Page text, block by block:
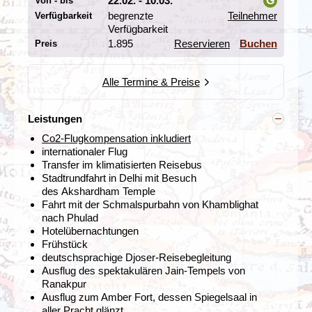
Tag 3 Delhi - Mandawa
Die nächste Station unserer Rajasthan Rundreisen ist
die kleine Wüstenstadt,Mandawain der Region
Shekavati im Bundesstaat Rajasthan. Das "Land der
Könige" wird oft auch als das Bilderbuch Indiens
bezeichnet, ein Land wie aus 'tausend und einer Nacht',
i
Verfügbarkeit
begrenzte
Verfügbarkeit
Teilnehmer
Preis 1.895 Reservieren Buchen
Alle Termine & Preise
Leistungen
Co2-Flugkompensation inkludiert
internationaler Flug
Transfer im klimatisierten Reisebus
Stadtrundfahrt in Delhi mit Besuch
des Akshardham Temple
Fahrt mit der Schmalspurbahn von Khamblighat
nach Phulad
Hotelübernachtungen
Frühstück
deutschsprachige Djoser-Reisebegleitung
Ausflug des spektakulären Jain-Tempels von
Ranakpur
Ausflug zum Amber Fort, dessen Spiegelsaal in